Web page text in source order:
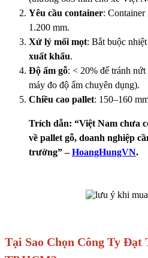
Yêu cầu container:
1.200 mm.
Xử lý mối mọt: Bắt buộc
xuất khẩu.
Độ ẩm gỗ: < 20% để tránh
máy đo độ ẩm chuyên dụng).
Chiều cao pallet: 150–160
Trích dẫn: “Việt Nam chưa
về pallet gỗ, doanh nghiệp
trường” –HoangHungVN.
Tại Sao Chọn Công Ty Đạt